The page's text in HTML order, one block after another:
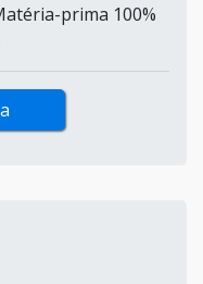
prima 100%